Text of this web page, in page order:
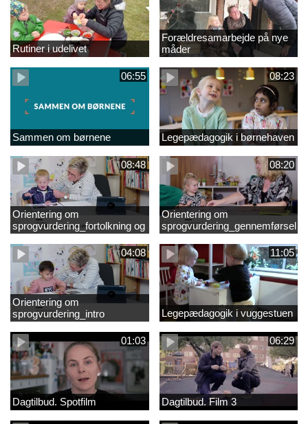
Rutiner i udelivet
Forældresamarbejde på nye
måder
06:55
Sammen om børnene
08:23
Legepædagogik i børnehaven
08:48
Orientering om
sprogvurdering_fortolkning og
opfølgning
08:20
Orientering om
sprogvurdering_gennemførsel
04:08
Orientering om
sprogvurdering_intro
11:05
Legepædagogik i vuggestuen
01:03
Dagtilbud. Spotfilm
06:29
Dagtilbud. Film 3